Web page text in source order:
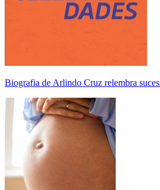
Biografia de Arlindo Cruz relembra